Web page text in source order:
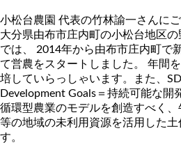
小松台農園 代表の竹林諭一さんに
大分県由布市庄内町の小松台地区の
では、 2014年から由布市庄内町で
て営農をスタートしました。 年間
培していらっしゃいます。また、
Development Goals＝持続可能な開
循環型農業のモデルを創造すべく
等の地域の未利用資源を活用した
す。